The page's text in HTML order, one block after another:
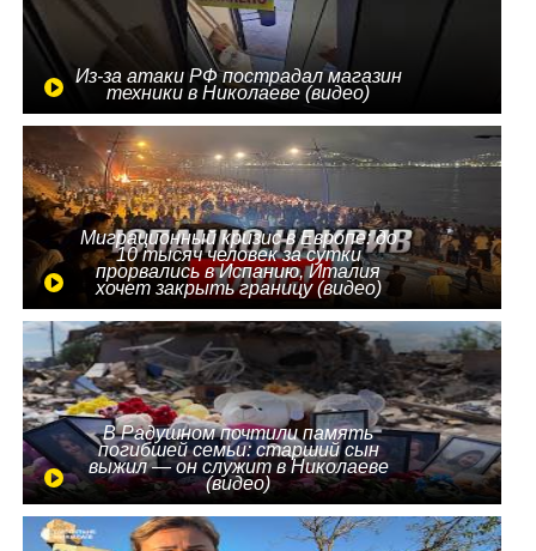
Из-за атаки РФ пострадал магазин
техники в Николаеве (видео)
Миграционный кризис в Европе: до
10 тысяч человек за сутки
прорвались в Испанию, Италия
хочет закрыть границу (видео)
В Радушном почтили память
погибшей семьи: старший сын
выжил — он служит в Николаеве
(видео)